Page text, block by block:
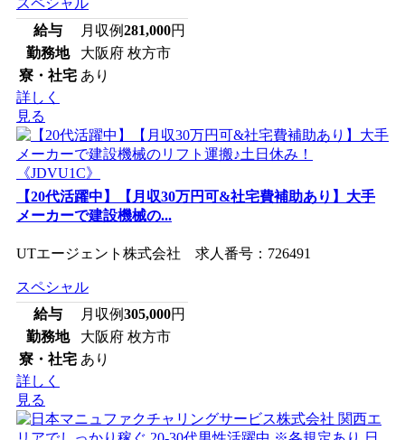
スペシャル
給与
月収例281,000円
勤務地
大阪府 枚方市
寮・社宅 あり
詳しく
見る
【20代活躍中】【月収30万円可&社宅費補助あり】大手
メーカーで建設機械の...
UTエージェント株式会社 求人番号：726491
スペシャル
給与
月収例305,000円
勤務地
大阪府 枚方市
寮・社宅 あり
詳しく
見る